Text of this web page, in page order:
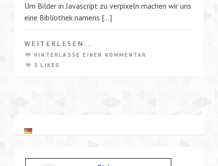
Um Bilder in Javascript zu verpixeln machen wir uns
eine Bibliothek namens […]
WEITERLESEN...
HINTERLASSE EINEN KOMMENTAR
5 LIKES